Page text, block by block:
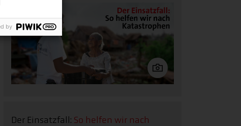
Der Einsatzfall: So helfen wir nach
by